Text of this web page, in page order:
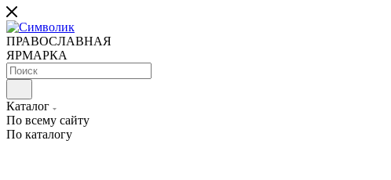
ПРАВОСЛАВНАЯ
ЯРМАРКА
Каталог
По всему сайту
По каталогу